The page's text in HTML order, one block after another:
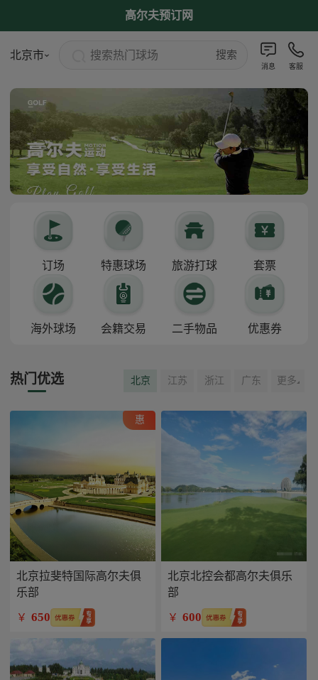
高尔夫预订网
北京市 搜索热门球场 搜索
消息 客服
订场 特惠球场 旅游打球 套票
海外球场 会籍交易 二手物品 优惠券
热门优选 北京 江苏 浙江 广东 更多
惠
北京拉斐特国际高尔夫俱
乐部
￥ 650
北京北控会都高尔夫俱乐
部
￥ 600